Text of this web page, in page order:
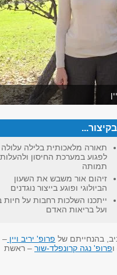
בקיצור...
תאורה מלאכותית בלילה עלולה
לפגוע במערכת החיסון ולהעלות
תמותה
זיהום אור משבש את השעון
הביולוגי ופוגע בייצור נוגדנים
ייתכנו השלכות רחבות על חיות
ועל בריאות האדם
בהנחייתם של פרופ' יריב ויין –
פרופ' נגה קרונפלד-שור – ראשת